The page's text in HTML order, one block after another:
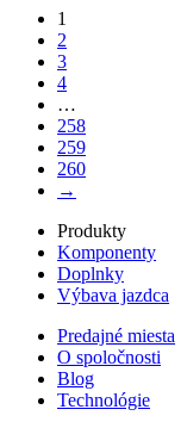
1
2
3
4
…
258
259
260
→
Produkty
Komponenty
Doplnky
Výbava jazdca
Predajné miesta
O spoločnosti
Blog
Technológie